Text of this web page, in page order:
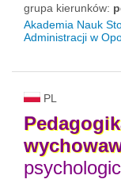
grupa kierunków:
Akademia Nauk
Administracji w
PL